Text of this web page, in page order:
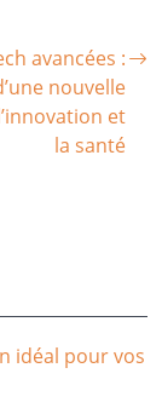
avancées :
nouvelle
et
la santé
idéal pour vos